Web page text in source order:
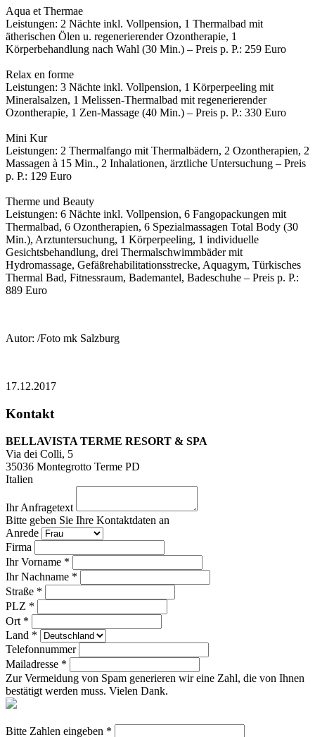
Aqua et Thermae
Leistungen: 2 Nächte inkl. Vollpension, 1 Thermalbad mit
ätherischen Ölen u. regenerierender Ozontherapie, 1
Körperbehandlung nach Wahl (30 Min.) – Preis p. P.: 259 Euro
Relax en forme
Leistungen: 3 Nächte inkl. Vollpension, 1 Körperpeeling mit
Mineralsalzen, 1 Melissen-Thermalbad mit regenerierender
Ozontherapie, 1 Zen-Massage (40 Min.) – Preis p. P.: 330 Euro
Mini Kur
Leistungen: 2 Thermalfango mit Thermalbädern, 2 Ozontherapien, 2
Massagen à 15 Min., 2 Inhalationen, ärztliche Untersuchung – Preis
p. P.: 129 Euro
Therme und Beauty
Leistungen: 6 Nächte inkl. Vollpension, 6 Fangopackungen mit
Thermalbad, 6 Ozontherapien, 6 Spezialmassagen Total Body (30
Min.), Arztuntersuchung, 1 Körperpeeling, 1 individuelle
Gesichtsbehandlung, drei Thermalschwimmbäder mit
Hydromassage, Gefäßrehabilitationsstrecke, Aquagym, Türkisches
Thermal Bad, Fitnessraum, Bademantel, Badeschuhe – Preis p. P.:
889 Euro
Autor: /Foto mk Salzburg
17.12.2017
Kontakt
BELLAVISTA TERME RESORT & SPA
Via dei Colli, 5
35036 Montegrotto Terme PD
Italien
Ihr Anfragetext
Bitte geben Sie Ihre Kontaktdaten an
Anrede
Firma
Ihr Vorname *
Ihr Nachname *
Straße *
PLZ *
Ort *
Land *
Telefonnummer
Mailadresse *
Zur Vermeidung von Spam generieren wir eine Zahl, die von Ihnen
bestätigt werden muss. Vielen Dank.
Bitte Zahlen eingeben *